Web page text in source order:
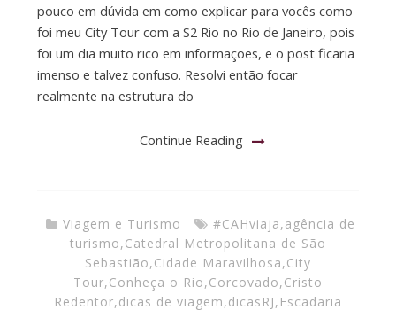
pouco em dúvida em como explicar para vocês como
foi meu City Tour com a S2 Rio no Rio de Janeiro, pois
foi um dia muito rico em informações, e o post ficaria
imenso e talvez confuso. Resolvi então focar
realmente na estrutura do
Continue Reading
Viagem e Turismo #CAHviaja,agência de
turismo,Catedral Metropolitana de São
Sebastião,Cidade Maravilhosa,City
Tour,Conheça o Rio,Corcovado,Cristo
Redentor,dicas de viagem,dicasRJ, Escadaria